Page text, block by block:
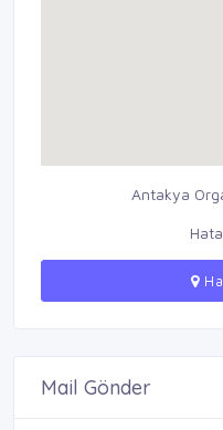
Antakya
Mail Gönder